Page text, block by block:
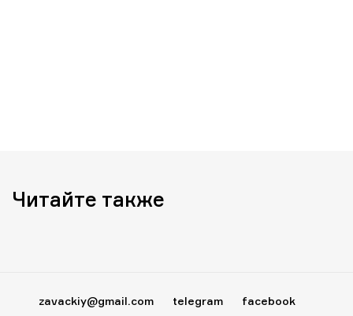
Читайте также
zavackiy@gmail.com telegram facebook